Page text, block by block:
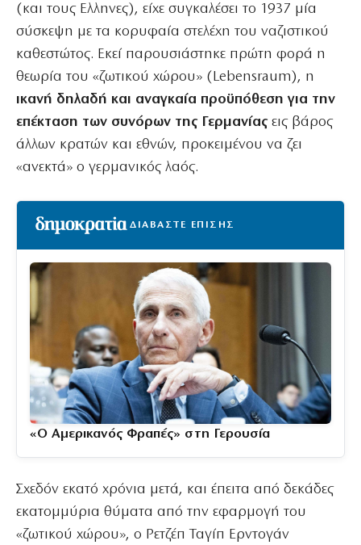
(και τους Ελληνες), είχε συγκαλέσει το 1937 μία
σύσκεψη με τα κορυφαία στελέχη του ναζιστικού
καθεστώτος. Εκεί παρουσιάστηκε πρώτη φορά η
θεωρία του «ζωτικού χώρου» (Lebensraum), η
ικανή δηλαδή και αναγκαία προϋπόθεση για την
επέκταση των συνόρων της Γερμανίας εις βάρος
άλλων κρατών και εθνών, προκειμένου να ζει
«ανεκτά» ο γερμανικός λαός.
ΔΙΑΒΑΣΤΕ ΕΠΙΣΗΣ
«Ο Αμερικανός Φραπές» στη Γερουσία
Σχεδόν εκατό χρόνια μετά, και έπειτα από δεκάδες
εκατομμύρια θύματα από την εφαρμογή του
«ζωτικού χώρου», ο Ρετζέπ Ταγίπ Ερντογάν